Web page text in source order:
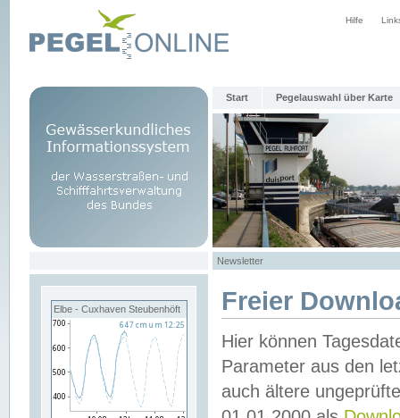
Hilfe
Start Pegelauswahl über Karte
Newsletter
Elbe - Cuxhaven Steubenhöft Freier
Hier können
Parameter aus den
auch ältere